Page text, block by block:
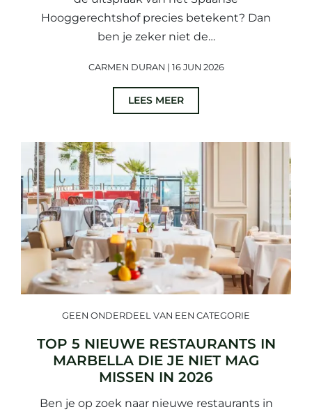
Hooggerechtshof precies betekent? Dan
ben je zeker niet de…
CARMEN DURAN | 16 JUN 2026
LEES MEER
GEEN ONDERDEEL VAN EEN CATEGORIE
TOP 5 NIEUWE RESTAURANTS IN
MARBELLA DIE JE NIET MAG
MISSEN IN 2026
Ben je op zoek naar nieuwe restaurants in